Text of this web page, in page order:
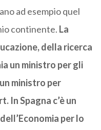
ad esempio quel
continente. La
della ricerca
un ministro per gli
ministro per
In Spagna c’è un
per lo